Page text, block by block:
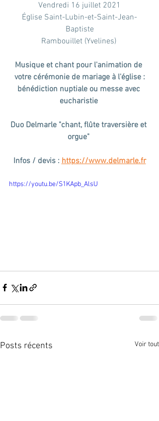
Vendredi 16 juillet 2021
Église Saint-Lubin-et-Saint-Jean-
Baptiste
Rambouillet (Yvelines)
Musique et chant pour l'animation de
votre cérémonie de mariage à l'église :
bénédiction nuptiale ou messe avec
eucharistie
Duo Delmarle "chant, flûte traversière et
orgue"
Infos / devis : https://www.delmarle.fr
https://youtu.be/S1KApb_AlsU
Posts récents Voir tout